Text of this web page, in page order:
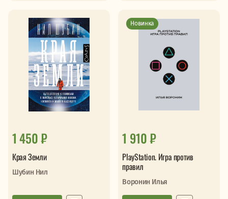
1 450 ₽
Края Земли
Шубин Нил
Новинка
1 910 ₽
PlayStation. Игра против
правил
Воронин Илья